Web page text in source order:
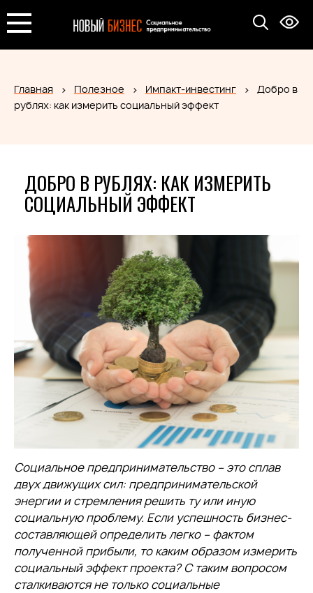
Главная Полезное Импакт-инвестинг
Добро в
рублях: как измерить социальный эффект
ДОБРО В РУБЛЯХ: КАК ИЗМЕРИТЬ
СОЦИАЛЬНЫЙ ЭФФЕКТ
Социальное предпринимательство – это сплав
двух движущих сил: предпринимательской
энергии и стремления решить ту или иную
социальную проблему. Если успешность бизнес-
составляющей определить легко – фактом
полученной прибыли, то каким образом измерить
социальный эффект проекта? С таким вопросом
сталкиваются не только социальные